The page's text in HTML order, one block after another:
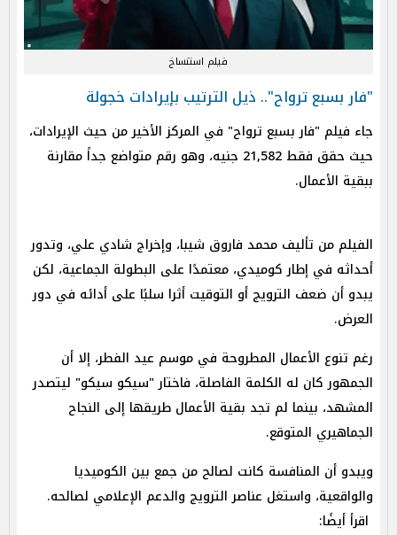
فيلم استنساخ
"فار بسبع ترواح".. ذيل الترتيب بإيرادات خجولة
جاء فيلم "فار بسبع ترواح" في المركز الأخير من حيث الإيرادات،
حيث حقق فقط 21,582 جنيه، وهو رقم متواضع جداً مقارنة
ببقية الأعمال.
الفيلم من تأليف محمد فاروق شيبا، وإخراج شادي علي، وتدور
أحداثه في إطار كوميدي، معتمدًا على البطولة الجماعية، لكن
يبدو أن ضعف الترويج أو التوقيت أثرا سلبًا على أدائه في دور
العرض.
رغم تنوع الأعمال المطروحة في موسم عيد الفطر، إلا أن
الجمهور كان له الكلمة الفاصلة، فاختار "سيكو سيكو" ليتصدر
المشهد، بينما لم تجد بقية الأعمال طريقها إلى النجاح
الجماهيري المتوقع.
ويبدو أن المنافسة كانت لصالح من جمع بين الكوميديا
والواقعية، واستغل عناصر الترويج والدعم الإعلامي لصالحه.
اقرأ أيضًا: